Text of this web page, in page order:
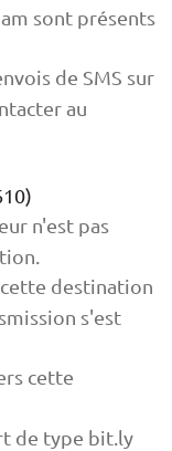
sont présents
de SMS sur
au
n'est pas
cette destination
s'est
cette
de type bit.ly